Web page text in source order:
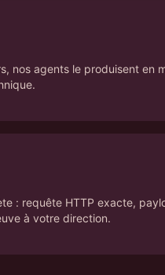
nos agents le produisent en
: requête HTTP exacte,
à votre direction.